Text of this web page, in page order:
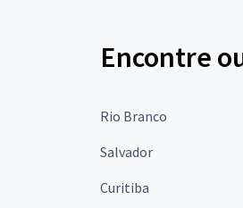
Encontre
Rio Branco
Salvador
Curitiba